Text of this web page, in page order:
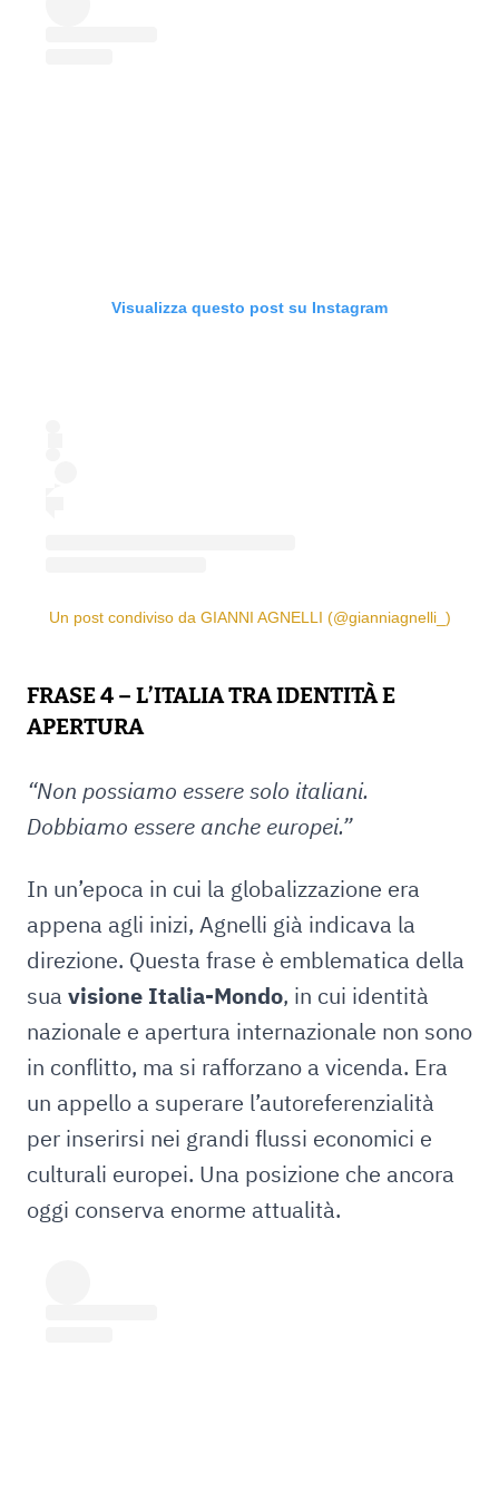
Visualizza questo post su Instagram
Un post condiviso da GIANNI AGNELLI (@gianniagnelli_)
FRASE 4 – L’ITALIA TRA IDENTITÀ E
APERTURA
“Non possiamo essere solo italiani.
Dobbiamo essere anche europei.”
In un’epoca in cui la globalizzazione era
appena agli inizi, Agnelli già indicava la
direzione. Questa frase è emblematica della
sua visione Italia-Mondo, in cui identità
nazionale e apertura internazionale non sono
in conflitto, ma si rafforzano a vicenda. Era
un appello a superare l’autoreferenzialità
per inserirsi nei grandi flussi economici e
culturali europei. Una posizione che ancora
oggi conserva enorme attualità.